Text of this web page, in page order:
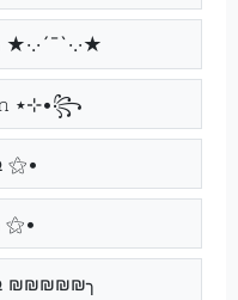
꧁•⊹٭ 𝚑𝚘𝚝𝚝𝚎𝚗 ٭⊹•꧂
⚝•
⚝•
₪₪₪₪₪╮